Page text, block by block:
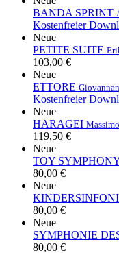
BANDA SPRINT
Kostenfreier
Neue
PETITE SUITE
103,00 €
Neue
ETTORE
Kostenfreier
Neue
HARAGEI
119,50 €
Neue
TOY
80,00 €
Neue
80,00 €
Neue
SYMPHONIE
80,00 €